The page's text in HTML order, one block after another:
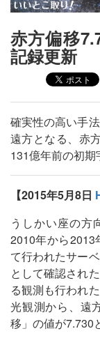
赤方偏移
記録更新
確実性の高い手
遠方となる、赤
131億年前の初期
【2015年5月8日
うしかい座の方
2010年から2013
て行われたサー
として確認され
る観測も行われ
光観測から、遠
移」の値が7.730